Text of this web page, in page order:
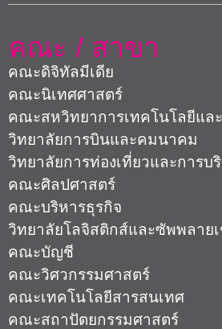
คณะ / สาขา
คณะดิจิทัลมีเดีย
คณะนิเทศศาสตร์
คณะสหวิทยาการเทคโนโลยีแล
วิทยาลัยการบินและคมนาคม
วิทยาลัยการท่องเที่ยวและการบ
คณะศิลปศาสตร์
คณะบริหารธุรกิจ
วิทยาลัยโลจิสติกส์และซัพพลาย
คณะบัญชี
คณะวิศวกรรมศาสตร์
คณะเทคโนโลยีสารสนเทศ
คณะสถาปัตยกรรมศาสตร์